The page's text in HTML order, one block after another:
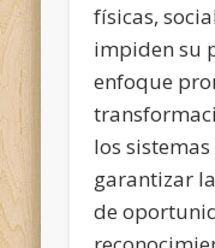
físicas,
impiden su
enfoque
los
garantizar
de